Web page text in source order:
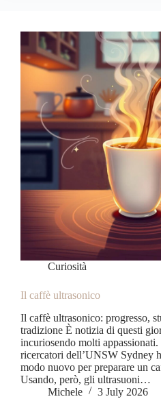
Curiosità
Il caffè ultrasonico
Il caffè ultrasonico: progresso,
tradizione È notizia di questi
incuriosendo molti
ricercatori dell’UNSW Sydney
modo nuovo per preparare un
Usando, però, gli ultrasuoni…
Michele
3 July 2026